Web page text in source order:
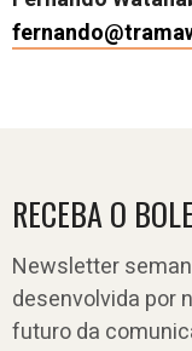
RECEBA O
Newsletter
desenvolvida por
futuro da